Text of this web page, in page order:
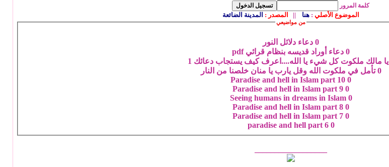
كلمة المرور
الموضوع الأصلي : هنا || المصدر : المدينة الضائعة
من مواضيعي
0 دعاء دلائل النور
0 دعاء أوراد قديسه بنظام قرائي pdf
يا مالك ملكوت كل شيء يا الله....اعرف كيف يستجاب دعائك 1
0 تأمل في ملكوت الله وقل يارب يا منان خلصنا من النار
0
Paradise and hell in Islam part 10
0
Paradise and hell in Islam part 9
0
Seeing humans in dreams in Islam
0
Paradise and hell in Islam part 8
0
Paradise and hell in Islam part 7
0
paradise and hell part 6